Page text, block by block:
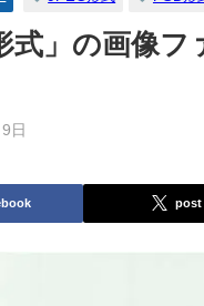
式」の画像
日
post